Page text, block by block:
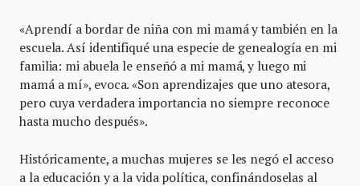
«Aprendí a bordar de niña con mi mamá y también en la
escuela. Así identifiqué una especie de genealogía en mi
familia: mi abuela le enseñó a mi mamá, y luego mi
mamá a mí», evoca. «Son aprendizajes que uno atesora,
pero cuya verdadera importancia no siempre reconoce
hasta mucho después».
Históricamente, a muchas mujeres se les negó el acceso
a la educación y a la vida política, confinándoselas al